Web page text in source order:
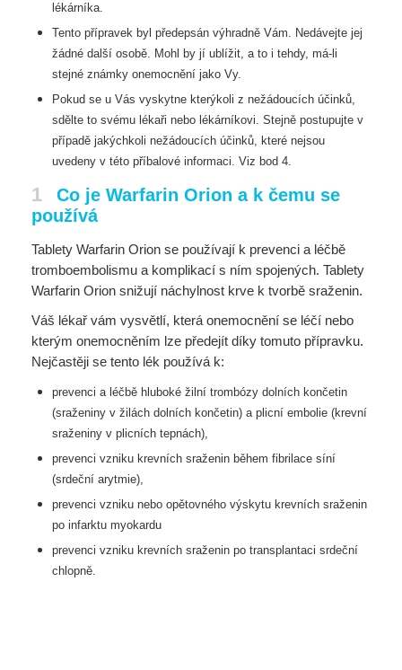
lékárníka.
Tento přípravek byl předepsán výhradně Vám. Nedávejte jej
žádné další osobě. Mohl by jí ublížit, a to i tehdy, má-li
stejné známky onemocnění jako Vy.
Pokud se u Vás vyskytne kterýkoli z nežádoucích účinků,
sdělte to svému lékaři nebo lékárníkovi. Stejně postupujte v
případě jakýchkoli nežádoucích účinků, které nejsou
uvedeny v této příbalové informaci. Viz bod 4.
1
Co je Warfarin Orion a k čemu se
používá
Tablety Warfarin Orion se používají k prevenci a léčbě
tromboembolismu a komplikací s ním spojených. Tablety
Warfarin Orion snižují náchylnost krve k tvorbě sraženin.
Váš lékař vám vysvětlí, která onemocnění se léčí nebo
kterým onemocněním lze předejít díky tomuto přípravku.
Nejčastěji se tento lék používá k:
prevenci a léčbě hluboké žilní trombózy dolních končetin
(sraženiny v žilách dolních končetin) a plicní embolie (krevní
sraženiny v plicních tepnách),
prevenci vzniku krevních sraženin během fibrilace síní
(srdeční arytmie),
prevenci vzniku nebo opětovného výskytu krevních sraženin
po infarktu myokardu
prevenci vzniku krevních sraženin po transplantaci srdeční
chlopně.